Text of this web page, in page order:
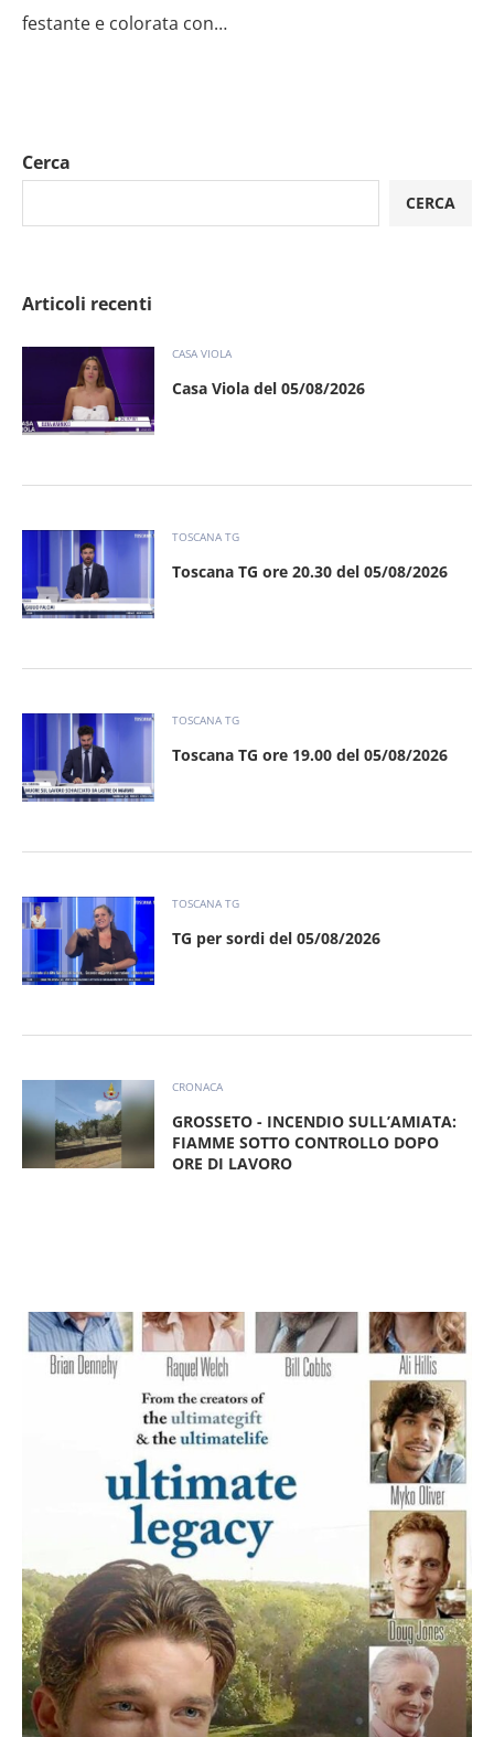
festante e colorata con…
Cerca
CERCA
Articoli recenti
CASA VIOLA
Casa Viola del 05/08/2026
TOSCANA TG
Toscana TG ore 20.30 del 05/08/2026
TOSCANA TG
Toscana TG ore 19.00 del 05/08/2026
TOSCANA TG
TG per sordi del 05/08/2026
CRONACA
GROSSETO - INCENDIO SULL’AMIATA:
FIAMME SOTTO CONTROLLO DOPO
ORE DI LAVORO